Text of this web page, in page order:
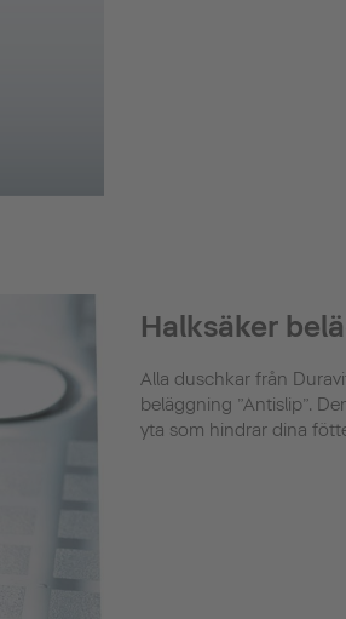
Halksäker
Alla duschkar från
beläggning ”Antislip”.
yta som hindrar dina